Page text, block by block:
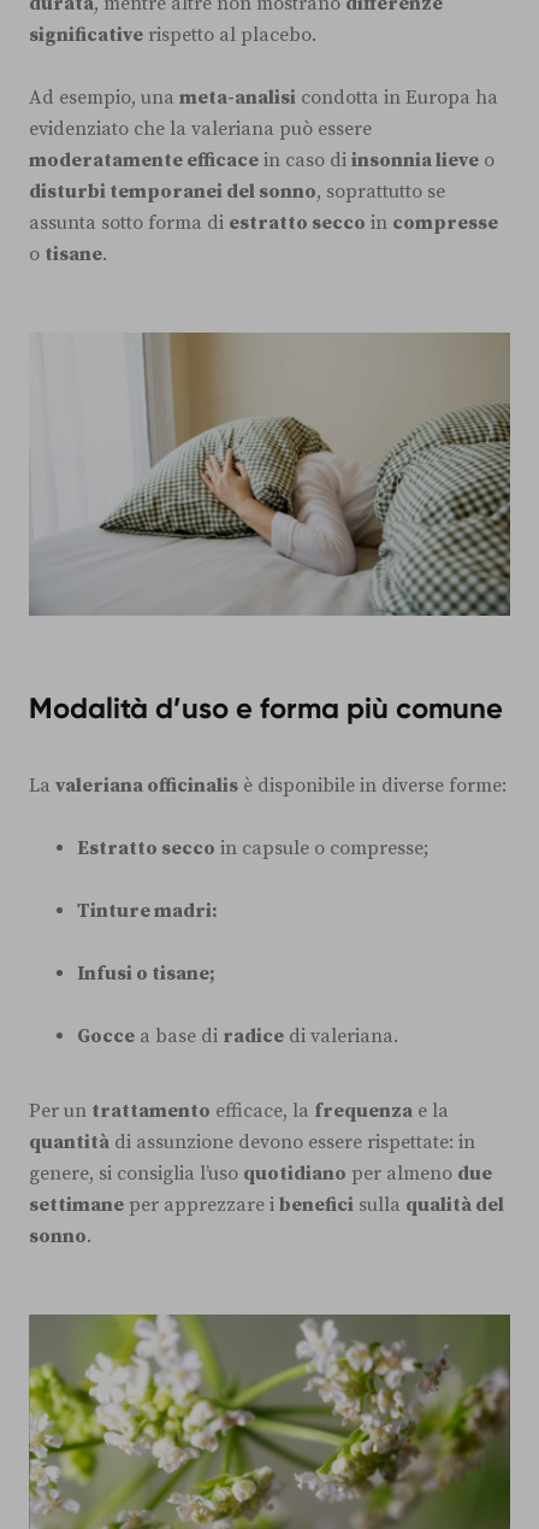
significative rispetto al placebo.
Ad esempio, una meta-analisi condotta in Europa ha
evidenziato che la valeriana può essere
moderatamente efficace in caso di insonnia lieve o
disturbi temporanei del sonno, soprattutto se
assunta sotto forma di estratto secco in compresse
o tisane.
Modalità d’uso e forma più comune
La valeriana officinalis è disponibile in diverse forme:
Estratto secco in capsule o compresse;
Tinture madri:
Infusi o tisane;
Gocce a base di radice di valeriana.
Per un trattamento efficace, la frequenza e la
quantità di assunzione devono essere rispettate: in
genere, si consiglia l’uso quotidiano per almeno due
settimane per apprezzare i benefici sulla qualità del
sonno.